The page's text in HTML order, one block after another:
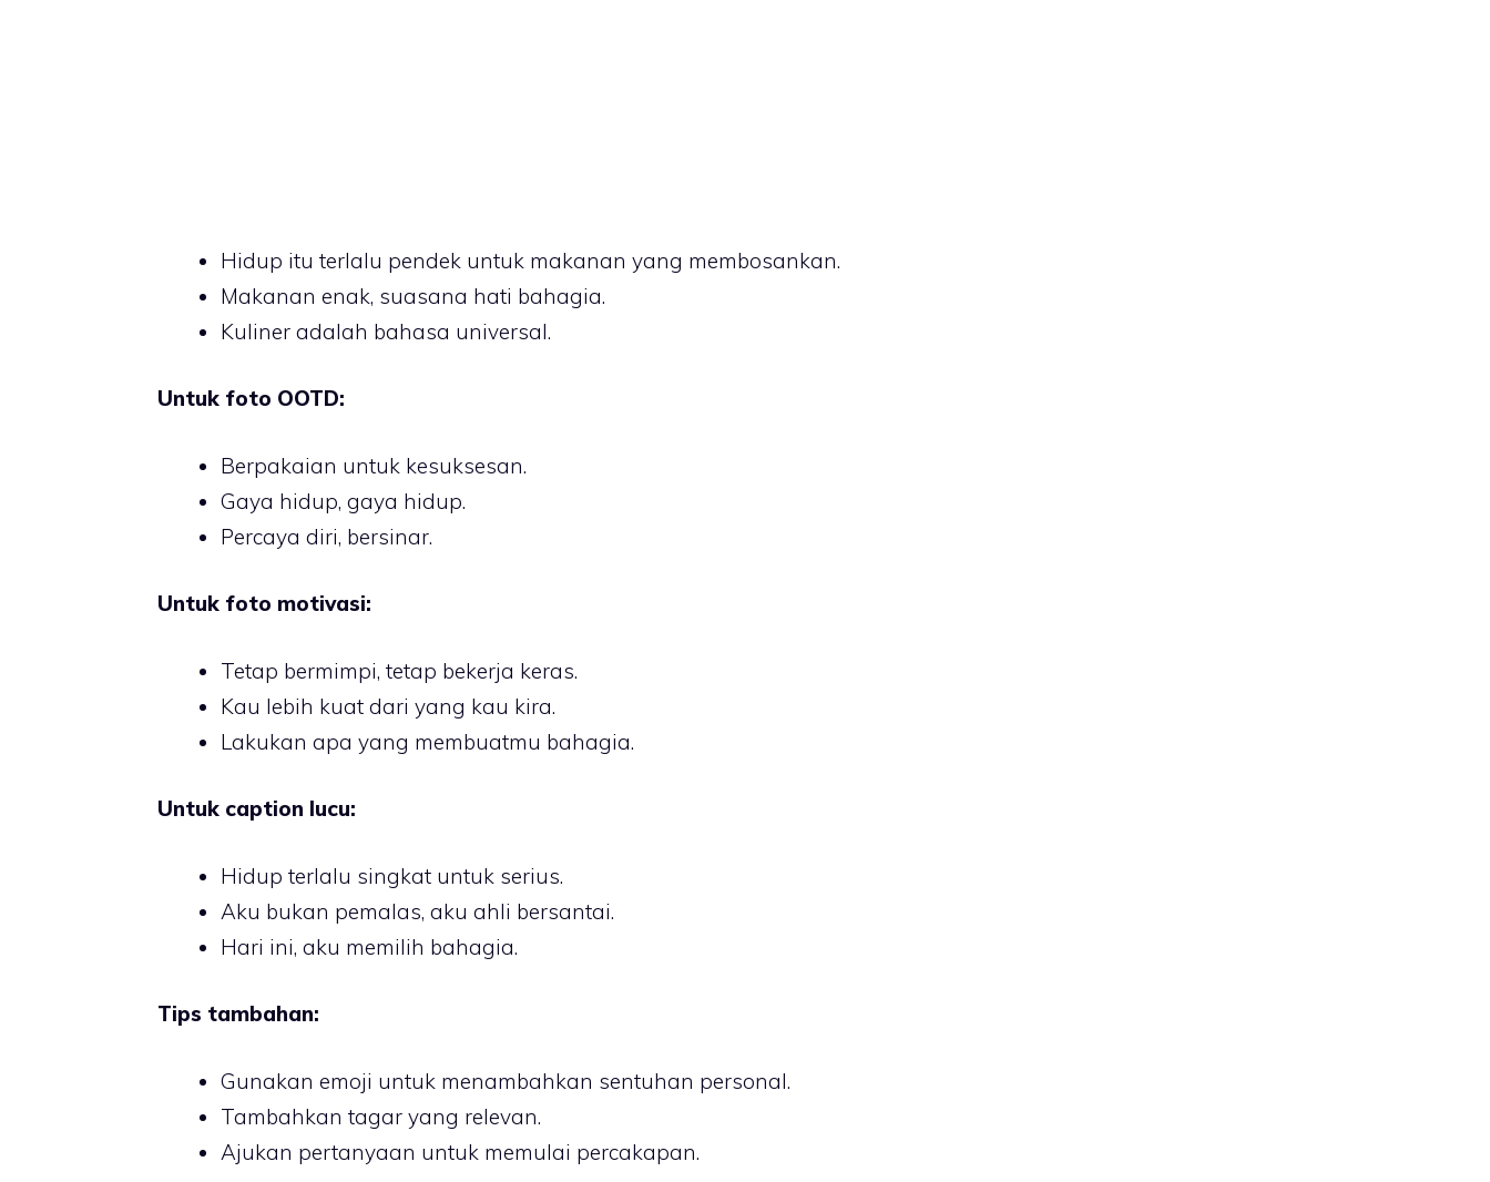
Hidup itu terlalu pendek untuk makanan yang membosankan.
Makanan enak, suasana hati bahagia.
Kuliner adalah bahasa universal.
Untuk foto OOTD:
Berpakaian untuk kesuksesan.
Gaya hidup, gaya hidup.
Percaya diri, bersinar.
Untuk foto motivasi:
Tetap bermimpi, tetap bekerja keras.
Kau lebih kuat dari yang kau kira.
Lakukan apa yang membuatmu bahagia.
Untuk caption lucu:
Hidup terlalu singkat untuk serius.
Aku bukan pemalas, aku ahli bersantai.
Hari ini, aku memilih bahagia.
Tips tambahan:
Gunakan emoji untuk menambahkan sentuhan personal.
Tambahkan tagar yang relevan.
Ajukan pertanyaan untuk memulai percakapan.